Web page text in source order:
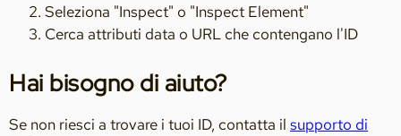
Seleziona "Inspect" o "Inspect Element"
Cerca attributi data o URL che contengano l'ID
Hai bisogno di aiuto?
Se non riesci a trovare i tuoi ID, contatta il supporto di